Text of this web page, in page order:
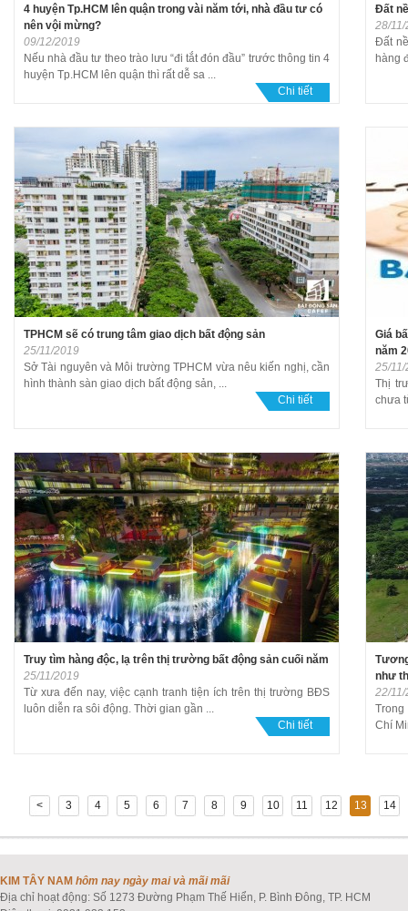
4 huyện Tp.HCM lên quận trong vài năm tới, nhà đầu tư có
nên vội mừng?
09/12/2019
Nếu nhà đầu tư theo trào lưu “đi tắt đón đầu” trước thông tin 4
huyện Tp.HCM lên quận thì rất dễ sa ...
Chi tiết
Đất
28/
Đất
hàng
TPHCM sẽ có trung tâm giao dịch bất động sản
25/11/2019
Sở Tài nguyên và Môi trường TPHCM vừa nêu kiến nghị, cần
hình thành sàn giao dịch bất động sản, ...
Chi tiết
Giá
năm
25/
Thị
chưa
Truy tìm hàng độc, lạ trên thị trường bất động sản cuối năm
25/11/2019
Từ xưa đến nay, việc cạnh tranh tiện ích trên thị trường BĐS
luôn diễn ra sôi động. Thời gian gần ...
Chi tiết
như
22/
Chí
< 3 4 5 6 7 8 9 10 11 12 13 14
KIM TÂY NAM hôm nay ngày mai và mãi mãi
Địa chỉ hoạt động: Số 1273 Đường Phạm Thế Hiển, P. Bình Đông, TP. HCM